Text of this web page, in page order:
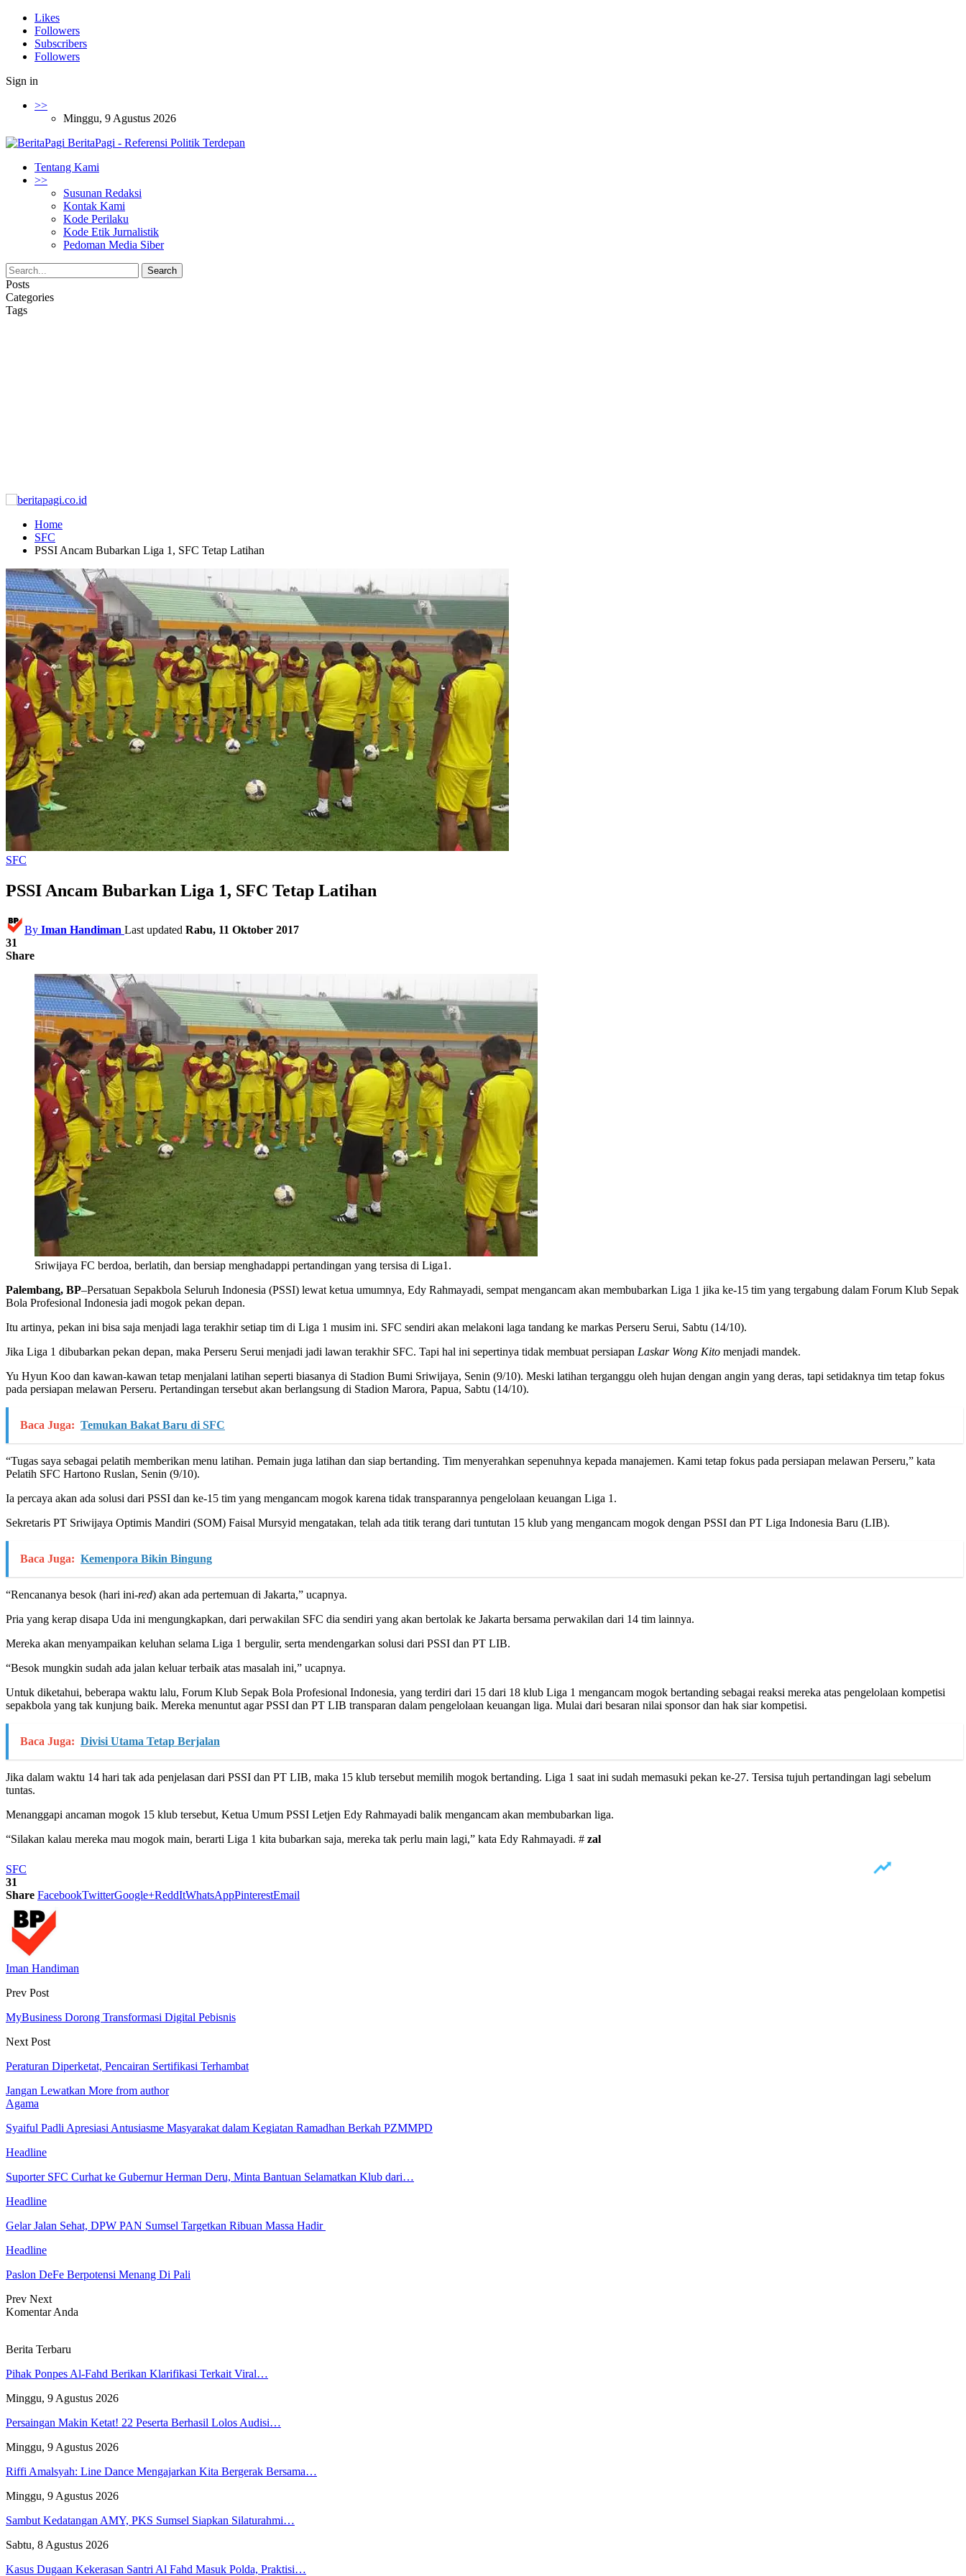
Likes
Followers
Subscribers
Followers
Sign in
>>
Minggu, 9 Agustus 2026
BeritaPagi - Referensi Politik Terdepan
Tentang Kami
>>
Susunan Redaksi
Kontak Kami
Kode Perilaku
Kode Etik Jurnalistik
Pedoman Media Siber
Posts
Categories
Tags
Home
SFC
PSSI Ancam Bubarkan Liga 1, SFC Tetap Latihan
SFC
PSSI Ancam Bubarkan Liga 1, SFC Tetap Latihan
By Iman Handiman Last updated Rabu, 11 Oktober 2017
31
Share
Sriwijaya FC berdoa, berlatih, dan bersiap menghadappi pertandingan yang tersisa di Liga1.
Palembang, BP–Persatuan Sepakbola Seluruh Indonesia (PSSI) lewat ketua umumnya, Edy Rahmayadi, sempat mengancam akan membubarkan Liga 1 jika ke-15 tim yang tergabung dalam Forum Klub Sepak
Bola Profesional Indonesia jadi mogok pekan depan.
Itu artinya, pekan ini bisa saja menjadi laga terakhir setiap tim di Liga 1 musim ini. SFC sendiri akan melakoni laga tandang ke markas Perseru Serui, Sabtu (14/10).
Jika Liga 1 dibubarkan pekan depan, maka Perseru Serui menjadi jadi lawan terakhir SFC. Tapi hal ini sepertinya tidak membuat persiapan Laskar Wong Kito menjadi mandek.
Yu Hyun Koo dan kawan-kawan tetap menjalani latihan seperti biasanya di Stadion Bumi Sriwijaya, Senin (9/10). Meski latihan terganggu oleh hujan dengan angin yang deras, tapi setidaknya tim tetap fokus
pada persiapan melawan Perseru. Pertandingan tersebut akan berlangsung di Stadion Marora, Papua, Sabtu (14/10).
Baca Juga: Temukan Bakat Baru di SFC
“Tugas saya sebagai pelatih memberikan menu latihan. Pemain juga latihan dan siap bertanding. Tim menyerahkan sepenuhnya kepada manajemen. Kami tetap fokus pada persiapan melawan Perseru,” kata
Pelatih SFC Hartono Ruslan, Senin (9/10).
Ia percaya akan ada solusi dari PSSI dan ke-15 tim yang mengancam mogok karena tidak transparannya pengelolaan keuangan Liga 1.
Sekretaris PT Sriwijaya Optimis Mandiri (SOM) Faisal Mursyid mengatakan, telah ada titik terang dari tuntutan 15 klub yang mengancam mogok dengan PSSI dan PT Liga Indonesia Baru (LIB).
Baca Juga: Kemenpora Bikin Bingung
“Rencananya besok (hari ini-red) akan ada pertemuan di Jakarta,” ucapnya.
Pria yang kerap disapa Uda ini mengungkapkan, dari perwakilan SFC dia sendiri yang akan bertolak ke Jakarta bersama perwakilan dari 14 tim lainnya.
Mereka akan menyampaikan keluhan selama Liga 1 bergulir, serta mendengarkan solusi dari PSSI dan PT LIB.
“Besok mungkin sudah ada jalan keluar terbaik atas masalah ini,” ucapnya.
Untuk diketahui, beberapa waktu lalu, Forum Klub Sepak Bola Profesional Indonesia, yang terdiri dari 15 dari 18 klub Liga 1 mengancam mogok bertanding sebagai reaksi mereka atas pengelolaan kompetisi
sepakbola yang tak kunjung baik. Mereka menuntut agar PSSI dan PT LIB transparan dalam pengelolaan keuangan liga. Mulai dari besaran nilai sponsor dan hak siar kompetisi.
Baca Juga: Divisi Utama Tetap Berjalan
Jika dalam waktu 14 hari tak ada penjelasan dari PSSI dan PT LIB, maka 15 klub tersebut memilih mogok bertanding. Liga 1 saat ini sudah memasuki pekan ke-27. Tersisa tujuh pertandingan lagi sebelum
tuntas.
Menanggapi ancaman mogok 15 klub tersebut, Ketua Umum PSSI Letjen Edy Rahmayadi balik mengancam akan membubarkan liga.
“Silakan kalau mereka mau mogok main, berarti Liga 1 kita bubarkan saja, mereka tak perlu main lagi,” kata Edy Rahmayadi. # zal
SFC
31
Share FacebookTwitterGoogle+ReddItWhatsAppPinterestEmail
Iman Handiman
Prev Post
MyBusiness Dorong Transformasi Digital Pebisnis
Next Post
Peraturan Diperketat, Pencairan Sertifikasi Terhambat
Jangan Lewatkan More from author
Agama
Syaiful Padli Apresiasi Antusiasme Masyarakat dalam Kegiatan Ramadhan Berkah PZMMPD
Headline
Suporter SFC Curhat ke Gubernur Herman Deru, Minta Bantuan Selamatkan Klub dari…
Headline
Gelar Jalan Sehat, DPW PAN Sumsel Targetkan Ribuan Massa Hadir
Headline
Paslon DeFe Berpotensi Menang Di Pali
Prev Next
Komentar Anda
Berita Terbaru
Pihak Ponpes Al-Fahd Berikan Klarifikasi Terkait Viral…
Minggu, 9 Agustus 2026
Persaingan Makin Ketat! 22 Peserta Berhasil Lolos Audisi…
Minggu, 9 Agustus 2026
Riffi Amalsyah: Line Dance Mengajarkan Kita Bergerak Bersama…
Minggu, 9 Agustus 2026
Sambut Kedatangan AMY, PKS Sumsel Siapkan Silaturahmi…
Sabtu, 8 Agustus 2026
Kasus Dugaan Kekerasan Santri Al Fahd Masuk Polda, Praktisi…